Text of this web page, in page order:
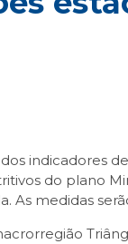
indicadores
do plano
medidas